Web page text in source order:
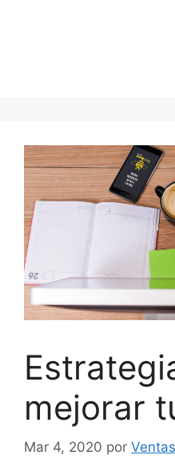
mejorar
Mar 4, 2020 por Ventas